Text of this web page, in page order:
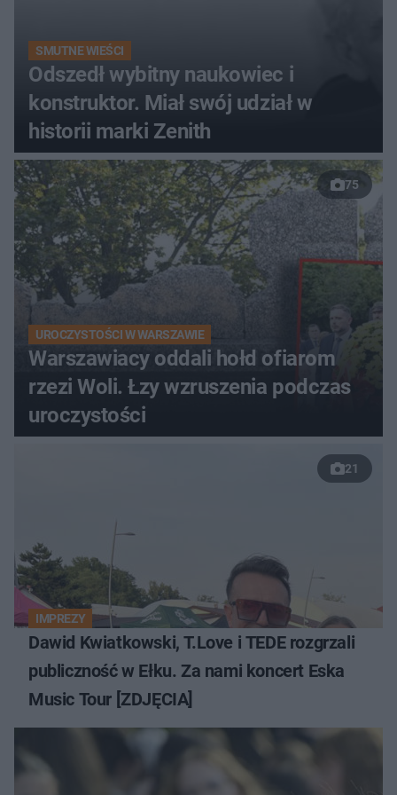
SMUTNE WIEŚCI
Odszedł wybitny naukowiec i
konstruktor. Miał swój udział w
historii marki Zenith
75
UROCZYSTOŚCI W WARSZAWIE
Warszawiacy oddali hołd ofiarom
rzezi Woli. Łzy wzruszenia podczas
uroczystości
21
IMPREZY
Dawid Kwiatkowski, T.Love i TEDE rozgrzali
publiczność w Ełku. Za nami koncert Eska
Music Tour [ZDJĘCIA]